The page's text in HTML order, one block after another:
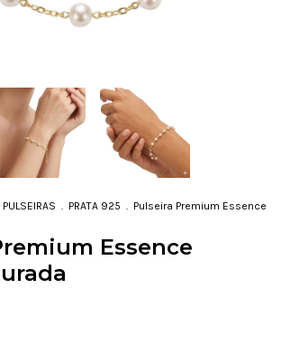
PULSEIRAS . PRATA 925 . Pulseira Premium Essence
Essence